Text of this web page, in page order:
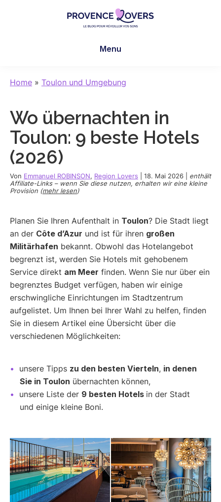
in
zu
Le
de
Claire
Manu
Menu
Home » Toulon und Umgebung
Wo übernachten in
Toulon: 9 beste Hotels
(2026)
Von Emmanuel ROBINSON, Region Lovers 18. Mai 2026
enthält
Affiliate-Links – wenn Sie diese nutzen, erhalten wir eine kleine
Provision (mehr lesen)
Planen Sie Ihren Aufenthalt in Toulon? Die Stadt liegt
an der Côte d’Azur und ist für ihren großen
Militärhafen bekannt. Obwohl das Hotelangebot
begrenzt ist, werden Sie Hotels mit gehobenem
Service direkt am Meer finden. Wenn Sie nur über ein
begrenztes Budget verfügen, haben wir einige
erschwingliche Einrichtungen im Stadtzentrum
aufgelistet. Um Ihnen bei Ihrer Wahl zu helfen, finden
Sie in diesem Artikel eine Übersicht über die
verschiedenen Möglichkeiten:
unsere Tipps zu den besten Vierteln, in denen
Sie in Toulon übernachten können,
unsere Liste der 9 besten Hotels in der Stadt
und einige kleine Boni.